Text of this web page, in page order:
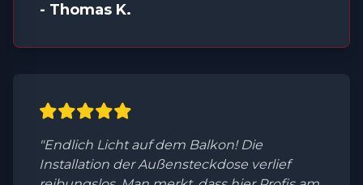
- Thomas K.
"Endlich Licht auf dem Balkon! Die
Installation der Außensteckdose verlief